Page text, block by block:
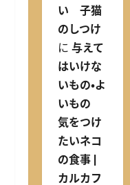
い 子猫
のしつけ
に 与えて
はいけな
いもの・よ
いもの
気をつけ
たいネコ
の食事 |
カルカフ